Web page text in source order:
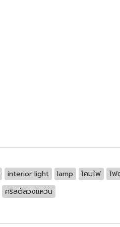
interior light lamp โคมไฟ ไ
คริสตัลวงแหวน